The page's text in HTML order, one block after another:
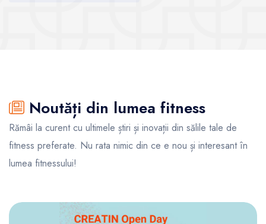
Noutăți din lumea fitness
Rămâi la curent cu ultimele știri și inovații din sălile tale de
fitness preferate. Nu rata nimic din ce e nou și interesant în
lumea fitnessului!